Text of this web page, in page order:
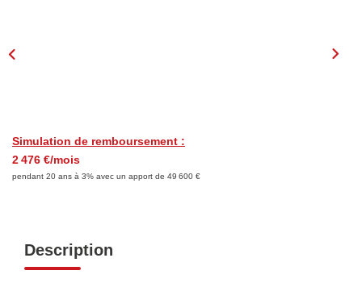
FAIRE GÉRER
Simulation de remboursement :
2 476 €/mois
pendant 20 ans à 3% avec un apport de 49 600 €
Description